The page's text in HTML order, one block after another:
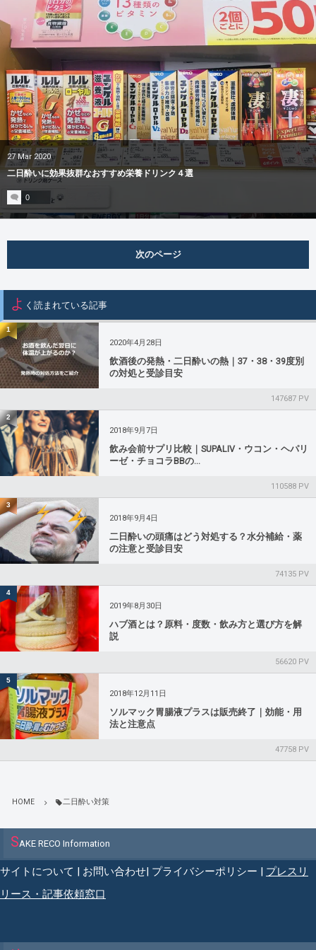
27 Mar 2020
二日酔いに効果抜群なおすすめ栄養ドリンク４選
0
次のページ
よ く読まれている記事
1
2020年4月28日
飲酒後の発熱・二日酔いの熱｜37・38・39度別
の対処と受診目安
147687 PV
2
2018年9月7日
飲み会前サプリ比較｜SUPALIV・ウコン・ヘパリ
ーゼ・チョコラBBの...
110588 PV
3
2018年9月4日
二日酔いの頭痛はどう対処する？水分補給・薬
の注意と受診目安
74135 PV
4
2019年8月30日
ハブ酒とは？原料・度数・飲み方と選び方を解
説
56620 PV
5
2018年12月11日
ソルマック胃腸液プラスは販売終了｜効能・用
法と注意点
47758 PV
HOME 二日酔い対策
SAKE RECO Information
サイトについて | お問い合わせ| プライバシーポリシー | プレスリ
リース・記事依頼窓口